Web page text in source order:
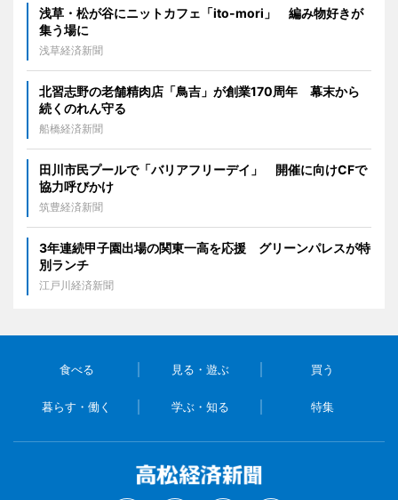
浅草・松が谷にニットカフェ「ito-mori」 編み物好きが
集う場に
浅草経済新聞
北習志野の老舗精肉店「鳥吉」が創業170周年 幕末から
続くのれん守る
船橋経済新聞
田川市民プールで「バリアフリーデイ」 開催に向けCFで
協力呼びかけ
筑豊経済新聞
3年連続甲子園出場の関東一高を応援 グリーンパレスが特
別ランチ
江戸川経済新聞
食べる 見る・遊ぶ 買う
暮らす・働く 学ぶ・知る 特集